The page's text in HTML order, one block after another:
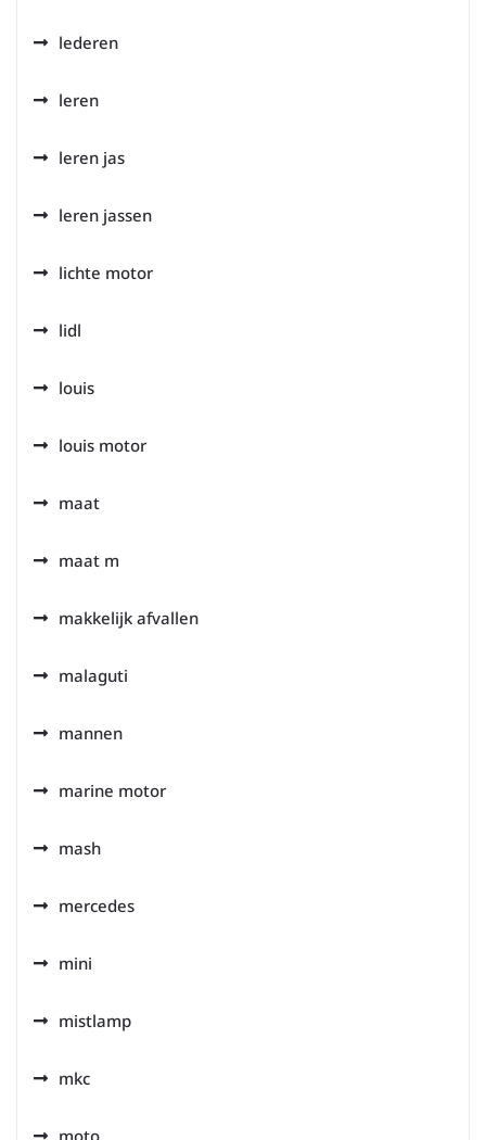
lederen
leren
leren jas
leren jassen
lichte motor
lidl
louis
louis motor
maat
maat m
makkelijk afvallen
malaguti
mannen
marine motor
mash
mercedes
mini
mistlamp
mkc